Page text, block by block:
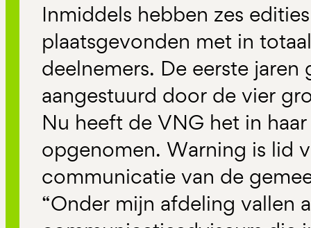
Inmiddels hebben zes
plaatsgevonden met in
deelnemers. De eerste jaren
aangestuurd door de vier
Nu heeft de VNG het in
opgenomen. Warning is lid
communicatie van de
“Onder mijn afdeling vallen